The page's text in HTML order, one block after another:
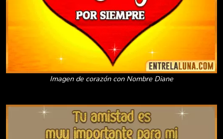
Imagen de corazón con Nombre Diane